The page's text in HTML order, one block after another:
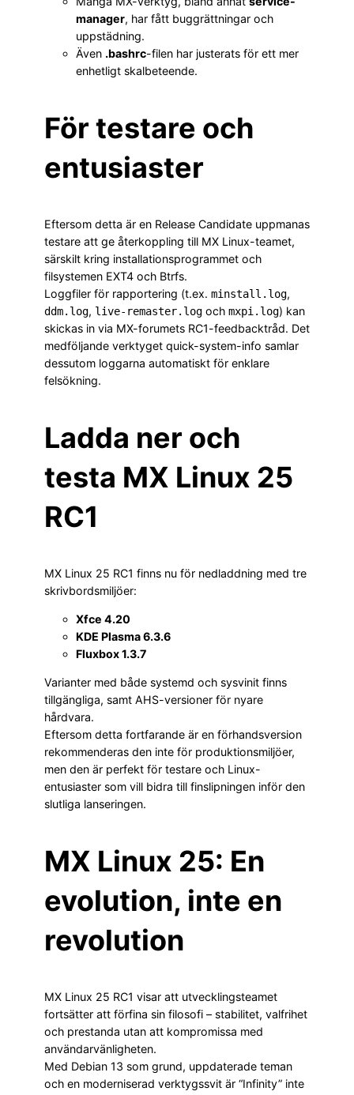
manager, har fått buggrättningar och
uppstädning.
Även .bashrc-filen har justerats för ett mer
enhetligt skalbeteende.
För testare och
entusiaster
Eftersom detta är en Release Candidate uppmanas
testare att ge återkoppling till MX Linux-teamet,
särskilt kring installationsprogrammet och
filsystemen EXT4 och Btrfs.
Loggfiler för rapportering (t.ex. minstall.log,
ddm.log, live-remaster.log och mxpi.log) kan
skickas in via MX-forumets RC1-feedbacktråd. Det
medföljande verktyget quick-system-info samlar
dessutom loggarna automatiskt för enklare
felsökning.
Ladda ner och
testa MX Linux 25
RC1
MX Linux 25 RC1 finns nu för nedladdning med tre
skrivbordsmiljöer:
Xfce 4.20
KDE Plasma 6.3.6
Fluxbox 1.3.7
Varianter med både systemd och sysvinit finns
tillgängliga, samt AHS-versioner för nyare
hårdvara.
Eftersom detta fortfarande är en förhandsversion
rekommenderas den inte för produktionsmiljöer,
men den är perfekt för testare och Linux-
entusiaster som vill bidra till finslipningen inför den
slutliga lanseringen.
MX Linux 25: En
evolution, inte en
revolution
MX Linux 25 RC1 visar att utvecklingsteamet
fortsätter att förfina sin filosofi – stabilitet, valfrihet
och prestanda utan att kompromissa med
användarvänligheten.
Med Debian 13 som grund, uppdaterade teman
och en moderniserad verktygssvit är “Infinity” inte